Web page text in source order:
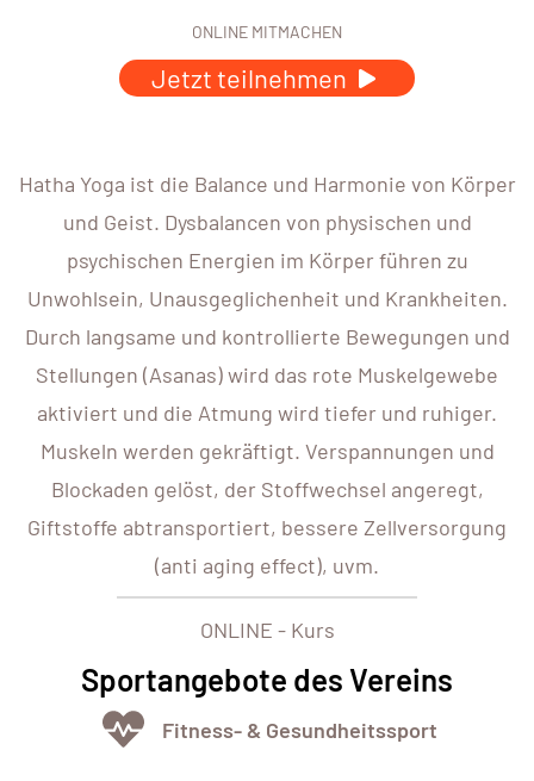
ONLINE MITMACHEN
Jetzt teilnehmen
Hatha Yoga ist die Balance und Harmonie von Körper
und Geist. Dysbalancen von physischen und
psychischen Energien im Körper führen zu
Unwohlsein, Unausgeglichenheit und Krankheiten.
Durch langsame und kontrollierte Bewegungen und
Stellungen (Asanas) wird das rote Muskelgewebe
aktiviert und die Atmung wird tiefer und ruhiger.
Muskeln werden gekräftigt. Verspannungen und
Blockaden gelöst, der Stoffwechsel angeregt,
Giftstoffe abtransportiert, bessere Zellversorgung
(anti aging effect), uvm.
ONLINE - Kurs
Sportangebote des Vereins
Fitness- & Gesundheitssport